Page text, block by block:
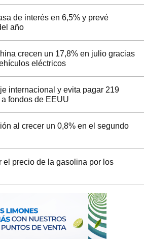
de interés en 6,5% y prevé
año
crecen un 17,8% en julio gracias
eléctricos
internacional y evita pagar 219
fondos de EEUU
al crecer un 0,8% en el segundo
el precio de la gasolina por los